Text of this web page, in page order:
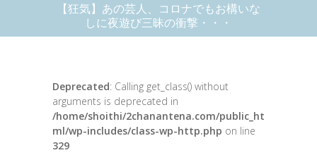
【狂気】あの芸人、コロナでもお構いな
しに夜遊び三昧の衝撃・・・
Deprecated: Calling get_class() without
arguments is deprecated in
/home/shoithi/2chanantena.com/public_ht
ml/wp-includes/class-wp-http.php on line
329